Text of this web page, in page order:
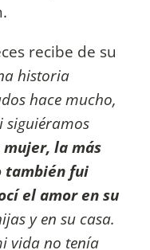
recibe de su
historia
hace mucho,
siguiéramos
la más
también fui
el amor en su
y en su casa.
vida no tenía